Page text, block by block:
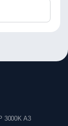
3000K A3